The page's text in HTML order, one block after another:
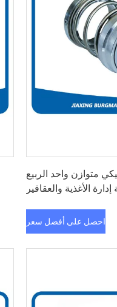
متوازن واحد الربيع
الأغذية والعقاقير
احصل على أفضل سعر